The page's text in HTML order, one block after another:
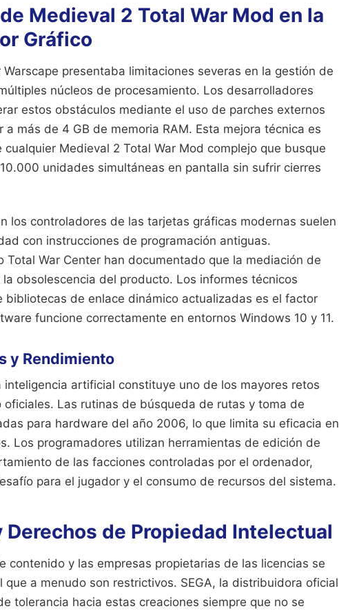
Medieval 2 Total War Mod en la
Gráfico
presentaba limitaciones severas en la gestión de
núcleos de procesamiento. Los desarrolladores
estos obstáculos mediante el uso de parches externos
más de 4 GB de memoria RAM. Esta mejora técnica es
Medieval 2 Total War Mod complejo que busque
unidades simultáneas en pantalla sin sufrir cierres
los controladores de las tarjetas gráficas modernas suelen
con instrucciones de programación antiguas.
Total War Center han documentado que la mediación de
obsolescencia del producto. Los informes técnicos
bibliotecas de enlace dinámico actualizadas es el factor
funcione correctamente en entornos Windows 10 y 11.
y Rendimiento
artificial constituye uno de los mayores retos
Las rutinas de búsqueda de rutas y toma de
para hardware del año 2006, lo que limita su eficacia en
Los programadores utilizan herramientas de edición de
de las facciones controladas por el ordenador,
para el jugador y el consumo de recursos del sistema.
de Propiedad Intelectual
contenido y las empresas propietarias de las licencias se
a menudo son restrictivos. SEGA, la distribuidora oficial
tolerancia hacia estas creaciones siempre que no se